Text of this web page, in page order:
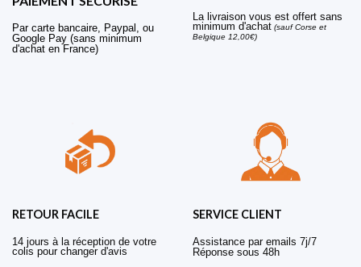
Par carte bancaire, Paypal, ou
Google Pay (sans minimum
d'achat en France)
La livraison vous est offert sans
minimum d'achat (sauf Corse et
Belgique 12,00€)
RETOUR FACILE
14 jours à la réception de votre
colis pour changer d'avis
SERVICE CLIENT
Assistance par emails 7j/7
Réponse sous 48h